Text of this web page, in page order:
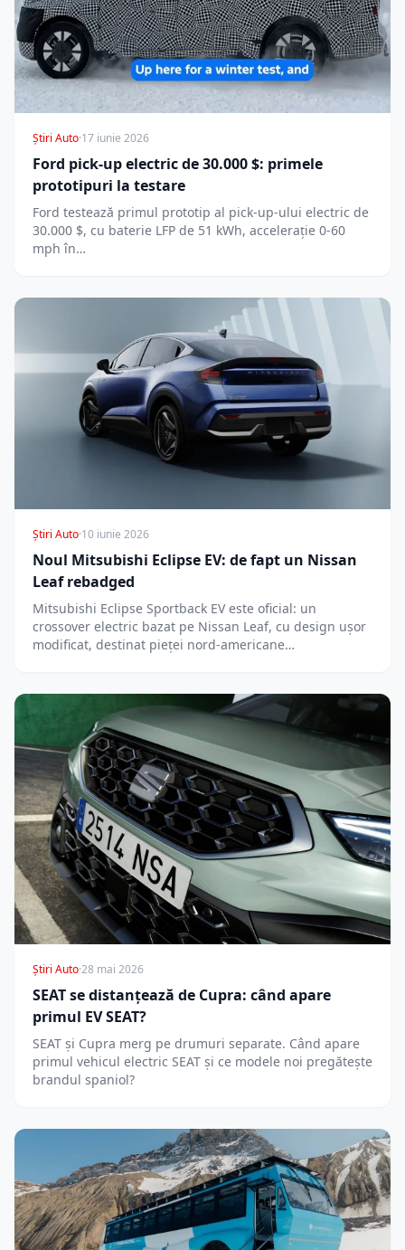
Știri Auto·17 iunie 2026
Ford pick-up electric de 30.000 $: primele
prototipuri la testare
Ford testează primul prototip al pick-up-ului electric de
30.000 $, cu baterie LFP de 51 kWh, accelerație 0-60
mph în…
Știri Auto·10 iunie 2026
Noul Mitsubishi Eclipse EV: de fapt un Nissan
Leaf rebadged
Mitsubishi Eclipse Sportback EV este oficial: un
crossover electric bazat pe Nissan Leaf, cu design ușor
modificat, destinat pieței nord-americane…
Știri Auto·28 mai 2026
SEAT se distanțează de Cupra: când apare
primul EV SEAT?
SEAT și Cupra merg pe drumuri separate. Când apare
primul vehicul electric SEAT și ce modele noi pregătește
brandul spaniol?